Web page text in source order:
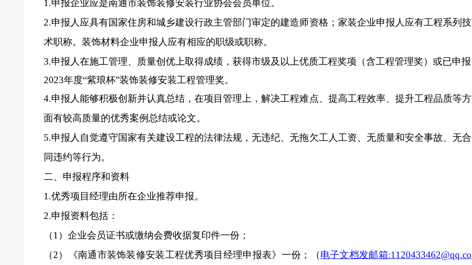
1.申报企业应是南通市装饰装修安装行业协会会员单位。
2.申报人应具有国家住房和城乡建设行政主管部门审定的建造师资格；家装企业申报人应有工程系列技
术职称。装饰材料企业申报人应有相应的职级或职称。
3.申报人在施工管理、质量创优上取得成绩，获得市级及以上优质工程奖项（含工程管理奖）或已申报
2023年度“紫琅杯”装饰装修安装工程管理奖。
4.申报人能够积极创新并认真总结，在项目管理上，解决工程难点、提高工程效率、提升工程品质等方
面有较高质量的优秀案例总结或论文。
5.申报人自觉遵守国家有关建设工程的法律法规，无违纪、无拖欠工人工资、无质量和安全事故、无合
同违约等行为。
二、申报程序和资料
1.优秀项目经理由所在企业推荐申报。
2.申报资料包括：
（1）企业会员证书或缴纳会费收据复印件一份；
（2）《南通市装饰装修安装工程优秀项目经理申报表》一份；
（电子文档发邮箱:1120433462@qq.co